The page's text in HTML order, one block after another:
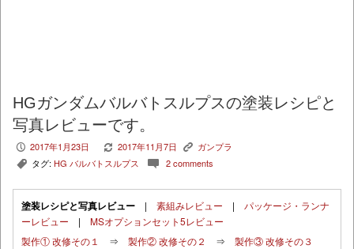
HGガンダムバルバトスルプスの塗装レシピと
写真レビューです。
P 2017年1月23日 V 2017年11月7日 K ガンプラ
, タグ: HG バルバトスルプス c 2 comments
塗装レシピと写真レビュー | 素組みレビュー | パッケージ・ランナ
ーレビュー | MSオプションセット5レビュー
製作① 改修その１
⇒ 製作② 改修その２ ⇒ 製作③ 改修その３